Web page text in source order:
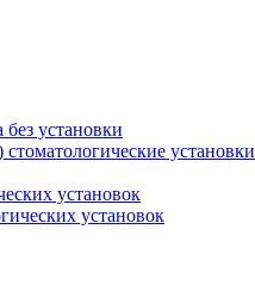
установки
установки
установок
установок